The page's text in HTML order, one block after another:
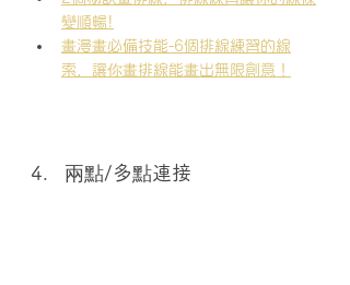
變順暢!
畫漫畫必備技能-6個排線練習的線
索，讓你畫排線能畫出無限創意！
4.   兩點/多點連接